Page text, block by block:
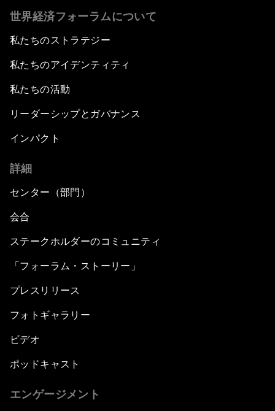
世界経済フォーラムについて
私たちのストラテジー
私たちのアイデンティティ
私たちの活動
リーダーシップとガバナンス
インパクト
詳細
センター（部門）
会合
ステークホルダーのコミュニティ
「フォーラム・ストーリー」
プレスリリース
フォトギャラリー
ビデオ
ポッドキャスト
エンゲージメント